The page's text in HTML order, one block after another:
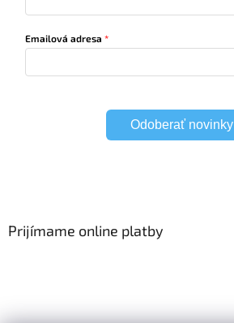
Emailová adresa
Odoberať novinky
Prijímame online platby